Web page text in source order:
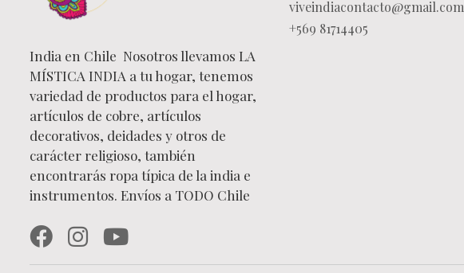
India en Chile Nosotros llevamos LA
MÍSTICA INDIA a tu hogar, tenemos
variedad de productos para el hogar,
artículos de cobre, artículos
decorativos, deidades y otros de
carácter religioso, también
encontrarás ropa típica de la india e
instrumentos. Envíos a TODO Chile
viveindiacontacto@gmail.com
+569 81714405